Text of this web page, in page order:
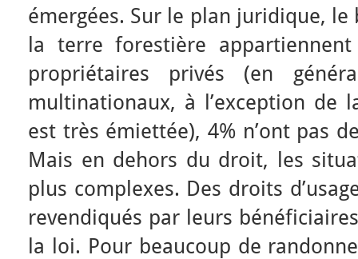
émergées. Sur le plan juridique, le
la terre forestière
propriétaires privés (en
multinationaux, à l’exception de
est très émiettée), 4% n’ont pas
Mais en dehors du droit, les
plus complexes. Des droits
revendiqués par leurs
la loi. Pour beaucoup de